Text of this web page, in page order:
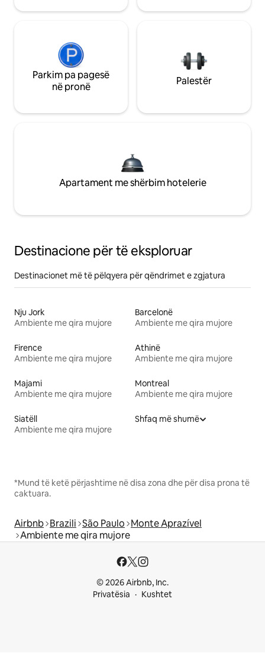
Parkim pa pagesë
në pronë
Palestër
Apartament me shërbim hotelerie
Destinacione për të eksploruar
Destinacionet më të pëlqyera për qëndrimet e zgjatura
Nju Jork
Ambiente me qira mujore
Barcelonë
Ambiente me qira mujore
Firence
Ambiente me qira mujore
Athinë
Ambiente me qira mujore
Majami
Ambiente me qira mujore
Montreal
Ambiente me qira mujore
Siatëll
Ambiente me qira mujore
Shfaq më shumë
*Mund të ketë përjashtime në disa zona dhe për disa prona të
caktuara.
Airbnb Brazili São Paulo Monte Aprazível
Ambiente me qira mujore
© 2026 Airbnb, Inc.
Privatësia
Kushtet